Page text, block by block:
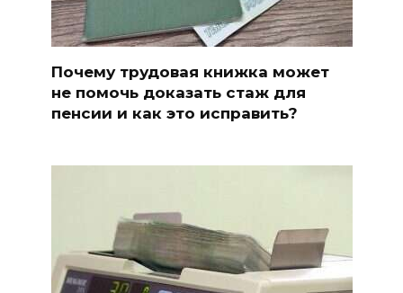
Почему трудовая книжка может
не помочь доказать стаж для
пенсии и как это исправить?